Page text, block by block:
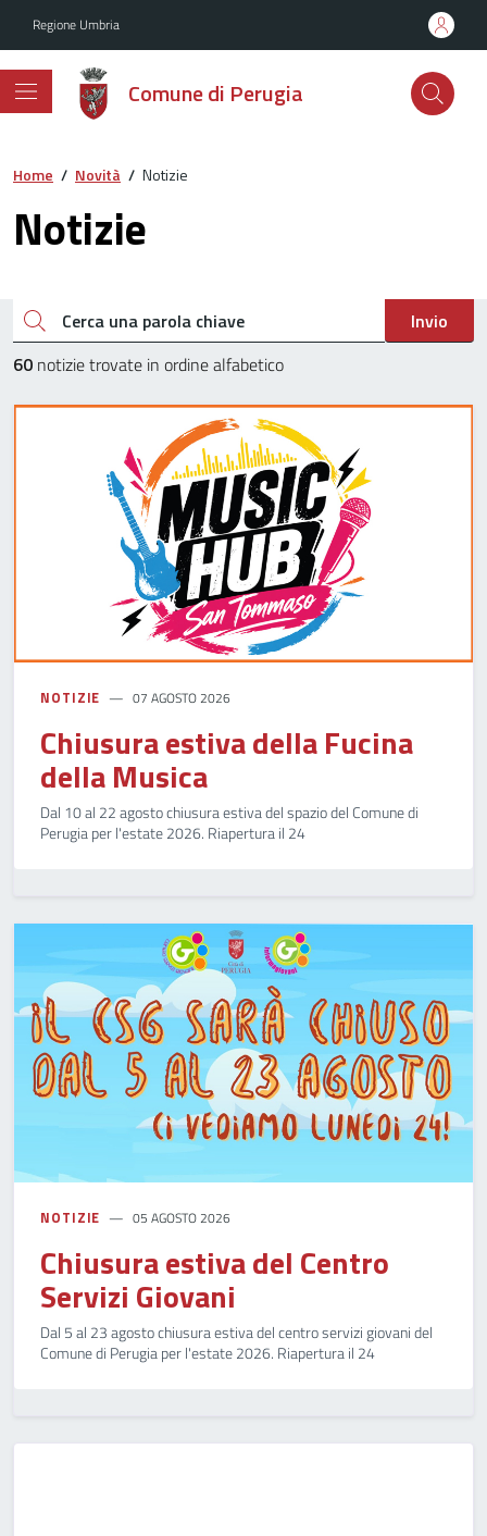
Regione Umbria
Comune di Perugia
Home / Novità / Notizie
Notizie
Cerca una parola chiave
Invio
60 notizie trovate in ordine alfabetico
NOTIZIE 07 AGOSTO 2026
Chiusura estiva della Fucina
della Musica
Dal 10 al 22 agosto chiusura estiva del spazio del Comune di
Perugia per l'estate 2026. Riapertura il 24
NOTIZIE 05 AGOSTO 2026
Chiusura estiva del Centro
Servizi Giovani
Dal 5 al 23 agosto chiusura estiva del centro servizi giovani del
Comune di Perugia per l'estate 2026. Riapertura il 24